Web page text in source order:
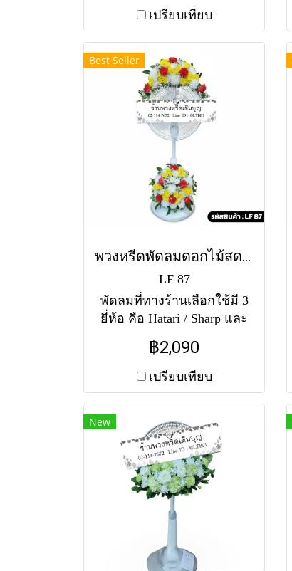
โอรส ประดับหน้าวัวชมพู
ลิลลี่ขาว ฐานหุ้มผ้าผูกโบว์
ทั้งนี้แต่ละสาขาอาจใช้แตก
ต่างกัน สำหรับสีของพัดลม
หากไม่มีสีตามแบบ ทางร้าน
ขออนุญาตใช้พัดลมคละสี
ตามสต็อคที่มีในแต่ละวัน
(สอบถามก่อนสั่งซื้อได้ค่ะ)
2050 พัดลมคอสไลด์ 18"
ราคา 2550
เปรียบเทียบ
Best Seller
พวงหรีดพัดลมดอกไม้สด ทิวากร (LF87)
LF 87
พัดลมที่ทางร้านเลือกใช้มี 3
ยี่ห้อ คือ Hatari / Sharp และ
Accord จัดดอกไม้สด 2 จุด
(บน-ล่าง) โทนสีเหลือง-ขาว-
แดง สดใส สว่างไสว ทั้งนี้
แต่ละสาขาอาจใช้แตกต่าง
กัน สำหรับสีของพัดลม หาก
ไม่มีสีตามแบบ ทางร้านขอ
อนุญาตใช้พัดลมคละสีตาม
สต็อคที่มีในแต่ละวัน
(สอบถามก่อนสั่งซื้อได้ค่ะ)
พัดลมคอสไลด์ 16" ราคา
2090 พัดลมคอสไลด์ 18"
ราคา 2590
฿2,090
เปรียบเทียบ
New